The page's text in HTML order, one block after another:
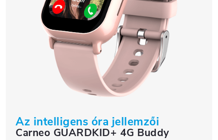
Az intelligens óra jellemzői
Carneo GUARDKID+ 4G Buddy